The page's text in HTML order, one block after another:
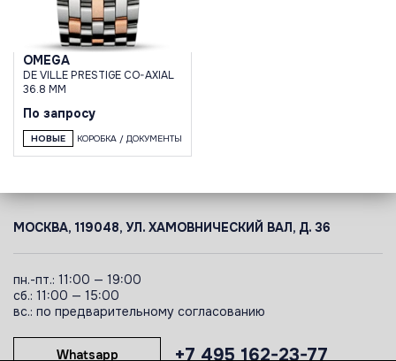
OMEGA
DE VILLE PRESTIGE CO-AXIAL
36.8 MM
По запросу
НОВЫЕ КОРОБКА / ДОКУМЕНТЫ
МОСКВА, 119048, УЛ. ХАМОВНИЧЕСКИЙ ВАЛ, Д. 36
пн.-пт.: 11:00 — 19:00
сб.: 11:00 — 15:00
вс.: по предварительному согласованию
+7 495 162-23-77
Whatsapp